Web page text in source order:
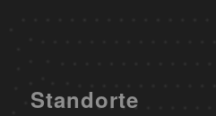
Standorte